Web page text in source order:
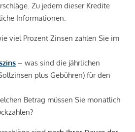
Zu jedem dieser Kredite
Informationen:
viel Prozent Zinsen zahlen Sie im
– was sind die jährlichen
plus Gebühren) für den
Betrag müssen Sie monatlich